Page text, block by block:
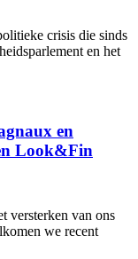
crisis die sinds
en het
en
Look&Fin
versterken van ons
we recent